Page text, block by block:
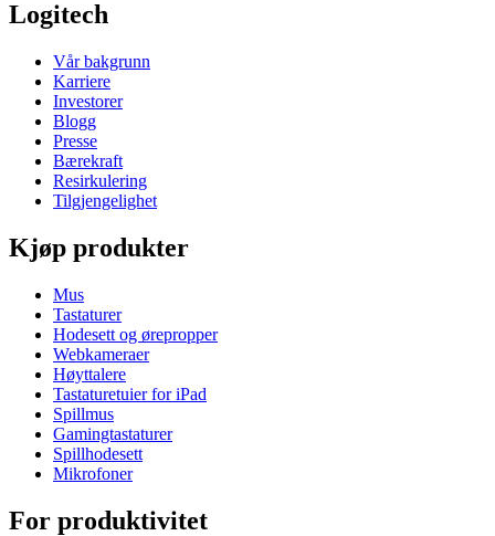
Logitech
Vår bakgrunn
Karriere
Investorer
Blogg
Presse
Bærekraft
Resirkulering
Tilgjengelighet
Kjøp produkter
Mus
Tastaturer
Hodesett og ørepropper
Webkameraer
Høyttalere
Tastaturetuier for iPad
Spillmus
Gamingtastaturer
Spillhodesett
Mikrofoner
For produktivitet